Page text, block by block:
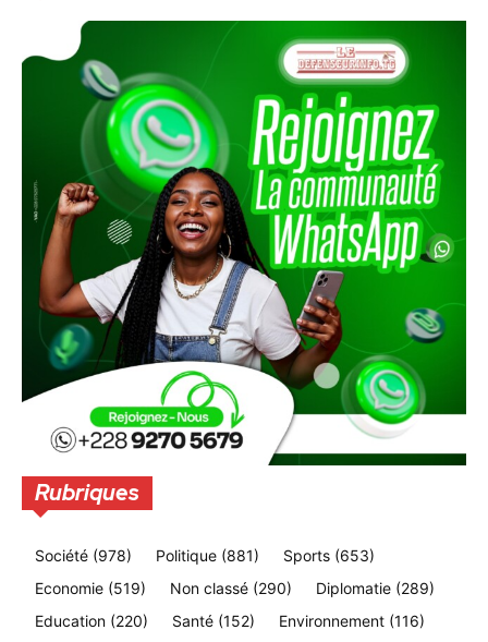
Rubriques
Société (978) Politique (881) Sports (653)
Economie (519) Non classé (290) Diplomatie (289)
Education (220) Santé (152) Environnement (116)